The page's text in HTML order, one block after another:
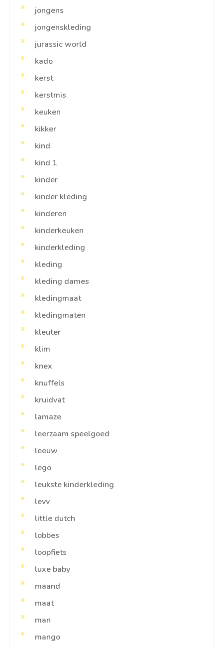
jongens
jongenskleding
jurassic world
kado
kerst
kerstmis
keuken
kikker
kind
kind 1
kinder
kinder kleding
kinderen
kinderkeuken
kinderkleding
kleding
kleding dames
kledingmaat
kledingmaten
kleuter
klim
knex
knuffels
kruidvat
lamaze
leerzaam speelgoed
leeuw
lego
leukste kinderkleding
levv
little dutch
lobbes
loopfiets
luxe baby
maand
maat
man
mango